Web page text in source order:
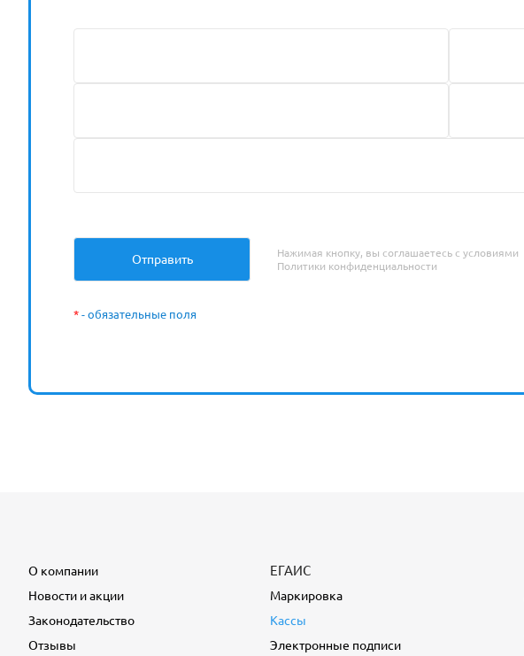
Нажимая кнопку, вы соглашаетесь с условиями
Политики конфиденциальности
* - обязательные поля
О компании
Новости и акции
Законодательство
Отзывы
ЕГАИС
Маркировка
Кассы
Электронные подписи